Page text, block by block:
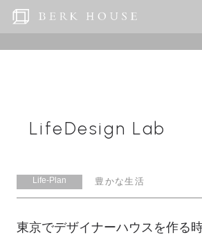
LifeDesign Lab
Life-Plan 豊かな生活
東京でデザイナーハウスを作る